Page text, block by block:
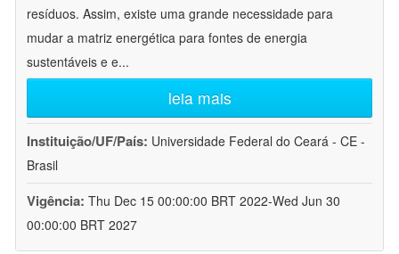
resíduos. Assim, existe uma grande necessidade para
mudar a matriz energética para fontes de energia
sustentáveis e e...
leia mais
Instituição/UF/País: Universidade Federal do Ceará - CE -
Brasil
Vigência: Thu Dec 15 00:00:00 BRT 2022-Wed Jun 30
00:00:00 BRT 2027